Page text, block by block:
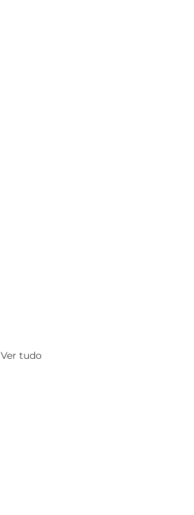
Ver tudo